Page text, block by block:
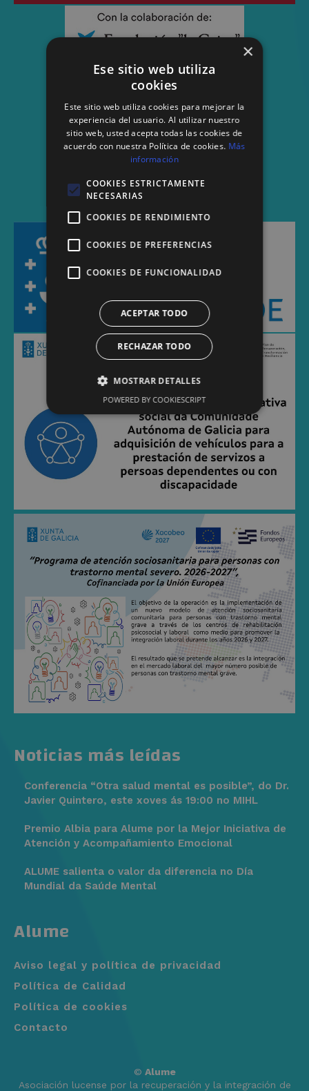
Alume
Aviso legal y política de privacidad
Política de Calidad
Política de cookies
Contacto
Noticias más leídas
Conferencia “Otra salud mental es posible”, do Dr.
Javier Quintero, este xoves ás 19:00 no MIHL
Premio Albia para Alume por la Mejor Iniciativa de
Atención y Acompañamiento Emocional
ALUME salienta o valor da diferencia no Día
Mundial da Saúde Mental
© Alume
Asociación lucense por la recuperación y la integración de
×
Ese sitio web utiliza
cookies
Este sitio web utiliza cookies para mejorar la
experiencia del usuario. Al utilizar nuestro
sitio web, usted acepta todas las cookies de
acuerdo con nuestra Política de cookies. Más
información
COOKIES ESTRICTAMENTE
NECESARIAS
COOKIES DE RENDIMIENTO
COOKIES DE PREFERENCIAS
COOKIES DE FUNCIONALIDAD
ACEPTAR TODO
RECHAZAR TODO
MOSTRAR DETALLES
POWERED BY COOKIESCRIPT